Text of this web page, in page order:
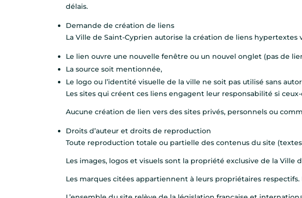
délais.
Demande de création de liens
La Ville de Saint-Cyprien autorise la création de liens hypertextes
Le lien ouvre une nouvelle fenêtre ou un nouvel onglet (pas de
La source soit mentionnée,
Le logo ou l’identité visuelle de la ville ne soit pas utilisé sans
Les sites qui créent ces liens engagent leur responsabilité si
Aucune création de lien vers des sites privés, personnels ou
Droits d’auteur et droits de reproduction
Toute reproduction totale ou partielle des contenus du site
Les images, logos et visuels sont la propriété exclusive de la Ville
Les marques citées appartiennent à leurs propriétaires